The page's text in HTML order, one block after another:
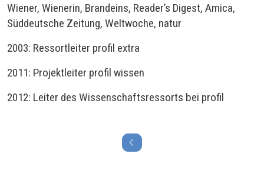
Wiener, Wienerin, Brandeins, Reader’s Digest, Amica,
Süddeutsche Zeitung, Weltwoche, natur
2003: Ressortleiter profil extra
2011: Projektleiter profil wissen
2012: Leiter des Wissenschaftsressorts bei profil